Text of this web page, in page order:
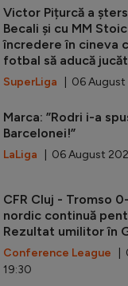
Victor Pițurcă a
Becali și cu MM
încredere în cineva
fotbal să aducă
SuperLiga | 06 August
Marca: ”Rodri i-a
Barcelonei!”
LaLiga | 06 August
CFR Cluj - Tromso
nordic continuă
Rezultat umilitor în
Conference League |
19:30